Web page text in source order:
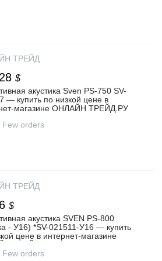
ТРЕЙД
$
акустика Sven PS-750 SV-
— купить по низкой цене в
магазине ОНЛАЙН ТРЕЙД.РУ
Few orders
ТРЕЙД
$
акустика SVEN PS-800
- У16) *SV-021511-У16 — купить
цене в интернет-магазине
Few orders